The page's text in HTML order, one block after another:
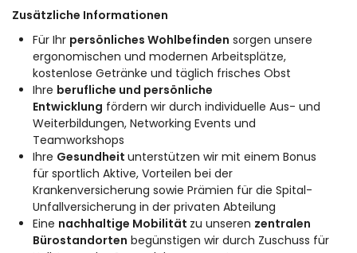
Zusätzliche Informationen
Für Ihr persönliches Wohlbefinden sorgen unsere
ergonomischen und modernen Arbeitsplätze,
kostenlose Getränke und täglich frisches Obst
Ihre berufliche und persönliche
Entwicklung fördern wir durch individuelle Aus- und
Weiterbildungen, Networking Events und
Teamworkshops
Ihre Gesundheit unterstützen wir mit einem Bonus
für sportlich Aktive, Vorteilen bei der
Krankenversicherung sowie Prämien für die Spital-
Unfallversicherung in der privaten Abteilung
Eine nachhaltige Mobilität zu unseren zentralen
Bürostandorten begünstigen wir durch Zuschuss für